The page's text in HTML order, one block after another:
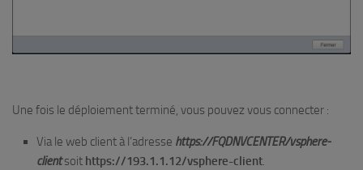
Une fois le déploiement terminé, vous pouvez vous connecter :
Via le web client à l’adresse https://FQDNVCENTER/vsphere-
clientsoit https://193.1.1.12/vsphere-client.